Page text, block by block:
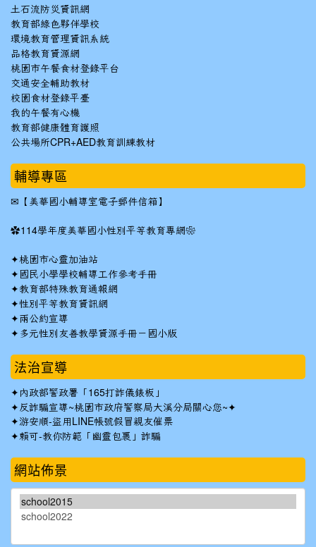
土石流防災資訊網
教育部綠色夥伴學校
環境教育管理資訊系統
品格教育資源網
桃園市午餐食材登錄平台
交通安全輔助教材
校園食材登錄平臺
我的午餐有心機
教育部健康體育護照
公共場所CPR+AED教育訓練教材
輔導專區
✉ 【美華國小輔導室電子郵件信箱】
✿114學年度美華國小性別平等教育專網❀
✦桃園市心靈加油站
✦ 國民小學學校輔導工作參考手冊
✦教育部特殊教育通報網
✦性別平等教育資訊網
✦兩公約宣導
✦ 多元性別友善教學資源手冊－國小版
法治宣導
✦ 內政部警政署「165打詐儀錶板」
✦反詐騙宣導~桃園市政府警察局大溪分局關心您~✦
✦游安順-盜用LINE帳號假冒親友催票
✦賴可-教你防範「幽靈包裹」詐騙
網站佈景